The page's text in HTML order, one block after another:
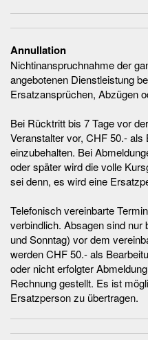
Annullation
Nichtinanspruchnahme der
angebotenen Dienstleistung
Ersatzansprüchen, Abzügen
Bei Rücktritt bis 7 Tage vor
Veranstalter vor, CHF 50.- als
einzubehalten. Bei
oder später wird die volle
sei denn, es wird eine
Telefonisch vereinbarte
verbindlich. Absagen sind nur
und Sonntag) vor dem
werden CHF 50.- als
oder nicht erfolgter
Rechnung gestellt. Es ist
Ersatzperson zu übertragen.